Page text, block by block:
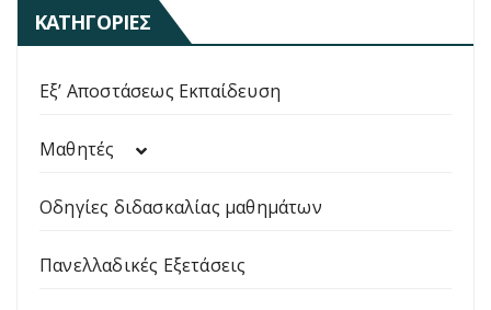
ΚΑΤΗΓΟΡΊΕΣ
Εξ’ Αποστάσεως Εκπαίδευση
Μαθητές
Οδηγίες διδασκαλίας μαθημάτων
Πανελλαδικές Εξετάσεις